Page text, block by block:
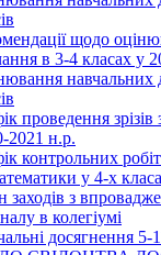
щодо
в 3-4 класах у
навчальних
проведення зрізів
2021 н.р.
контрольних
у 4-х
заходів з
в колегіумі
досягнення 5-